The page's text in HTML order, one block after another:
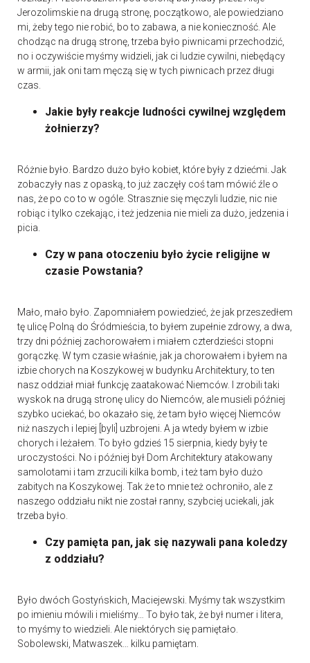
Jerozolimskie na drugą stronę, początkowo, ale powiedziano
mi, żeby tego nie robić, bo to zabawa, a nie konieczność. Ale
chodząc na drugą stronę, trzeba było piwnicami przechodzić,
no i oczywiście myśmy widzieli, jak ci ludzie cywilni, niebędący
w armii, jak oni tam męczą się w tych piwnicach przez długi
czas.
Jakie były reakcje ludności cywilnej względem
żołnierzy?
Różnie było. Bardzo dużo było kobiet, które były z dziećmi. Jak
zobaczyły nas z opaską, to już zaczęły coś tam mówić źle o
nas, że po co to w ogóle. Strasznie się męczyli ludzie, nic nie
robiąc i tylko czekając, i też jedzenia nie mieli za dużo, jedzenia i
picia.
Czy w pana otoczeniu było życie religijne w
czasie Powstania?
Mało, mało było. Zapomniałem powiedzieć, że jak przeszedłem
tę ulicę Polną do Śródmieścia, to byłem zupełnie zdrowy, a dwa,
trzy dni później zachorowałem i miałem czterdzieści stopni
gorączkę. W tym czasie właśnie, jak ja chorowałem i byłem na
izbie chorych na Koszykowej w budynku Architektury, to ten
nasz oddział miał funkcję zaatakować Niemców. I zrobili taki
wyskok na drugą stronę ulicy do Niemców, ale musieli później
szybko uciekać, bo okazało się, że tam było więcej Niemców
niż naszych i lepiej [byli] uzbrojeni. A ja wtedy byłem w izbie
chorych i leżałem. To było gdzieś 15 sierpnia, kiedy były te
uroczystości. No i później był Dom Architektury atakowany
samolotami i tam zrzucili kilka bomb, i też tam było dużo
zabitych na Koszykowej. Tak że to mnie też ochroniło, ale z
naszego oddziału nikt nie został ranny, szybciej uciekali, jak
trzeba było.
Czy pamięta pan, jak się nazywali pana koledzy
z oddziału?
Było dwóch Gostyńskich, Maciejewski. Myśmy tak wszystkim
po imieniu mówili i mieliśmy… To było tak, że był numer i litera,
to myśmy to wiedzieli. Ale niektórych się pamiętało.
Sobolewski, Matwaszek… kilku pamiętam.